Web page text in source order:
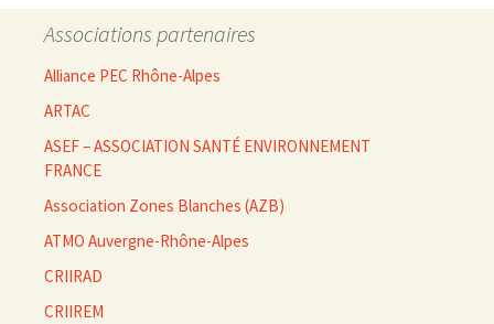
Associations partenaires
Alliance PEC Rhône-Alpes
ARTAC
ASEF – ASSOCIATION SANTÉ ENVIRONNEMENT
FRANCE
Association Zones Blanches (AZB)
ATMO Auvergne-Rhône-Alpes
CRIIRAD
CRIIREM